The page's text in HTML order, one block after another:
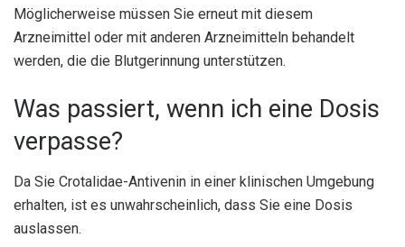
Möglicherweise müssen Sie erneut mit diesem
Arzneimittel oder mit anderen Arzneimitteln behandelt
werden, die die Blutgerinnung unterstützen.
Was passiert, wenn ich eine Dosis
verpasse?
Da Sie Crotalidae-Antivenin in einer klinischen Umgebung
erhalten, ist es unwahrscheinlich, dass Sie eine Dosis
auslassen.